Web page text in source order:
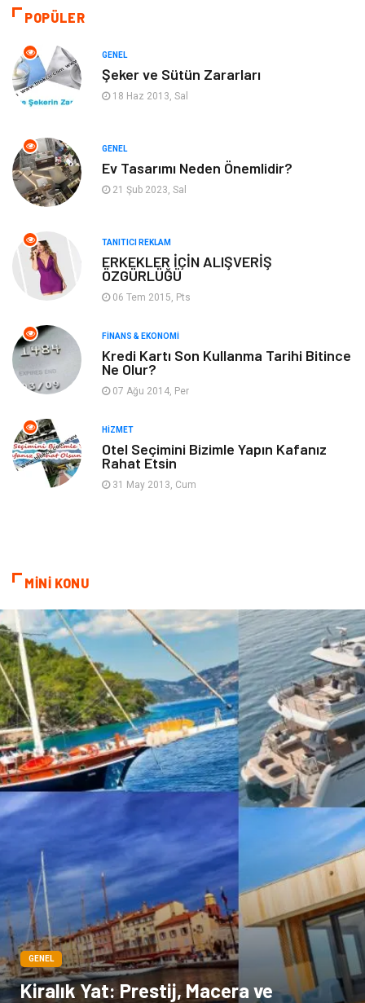
Giyim
Otomotiv
Gıda
Gayrimenkul
Anne & Çocuk Müzik
Tatil Genel Kültür
Emlak
Ev İşleri
Gençlik & Eğlence
Sigorta
Mobilya
POPÜLER
GENEL
Şeker ve Sütün Zararları
18 Haz 2013, Sal
GENEL
Ev Tasarımı Neden Önemlidir?
21 Şub 2023, Sal
TANITICI REKLAM
ERKEKLER İÇİN ALIŞVERİŞ
ÖZGÜRLÜĞÜ
06 Tem 2015, Pts
FINANS & EKONOMI
Kredi Kartı Son Kullanma Tarihi Bitince
Ne Olur?
07 Ağu 2014, Per
HIZMET
Otel Seçimini Bizimle Yapın Kafanız
Rahat Etsin
31 May 2013, Cum
MİNİ KONU
GENEL
Kiralık Yat: Prestij, Macera ve